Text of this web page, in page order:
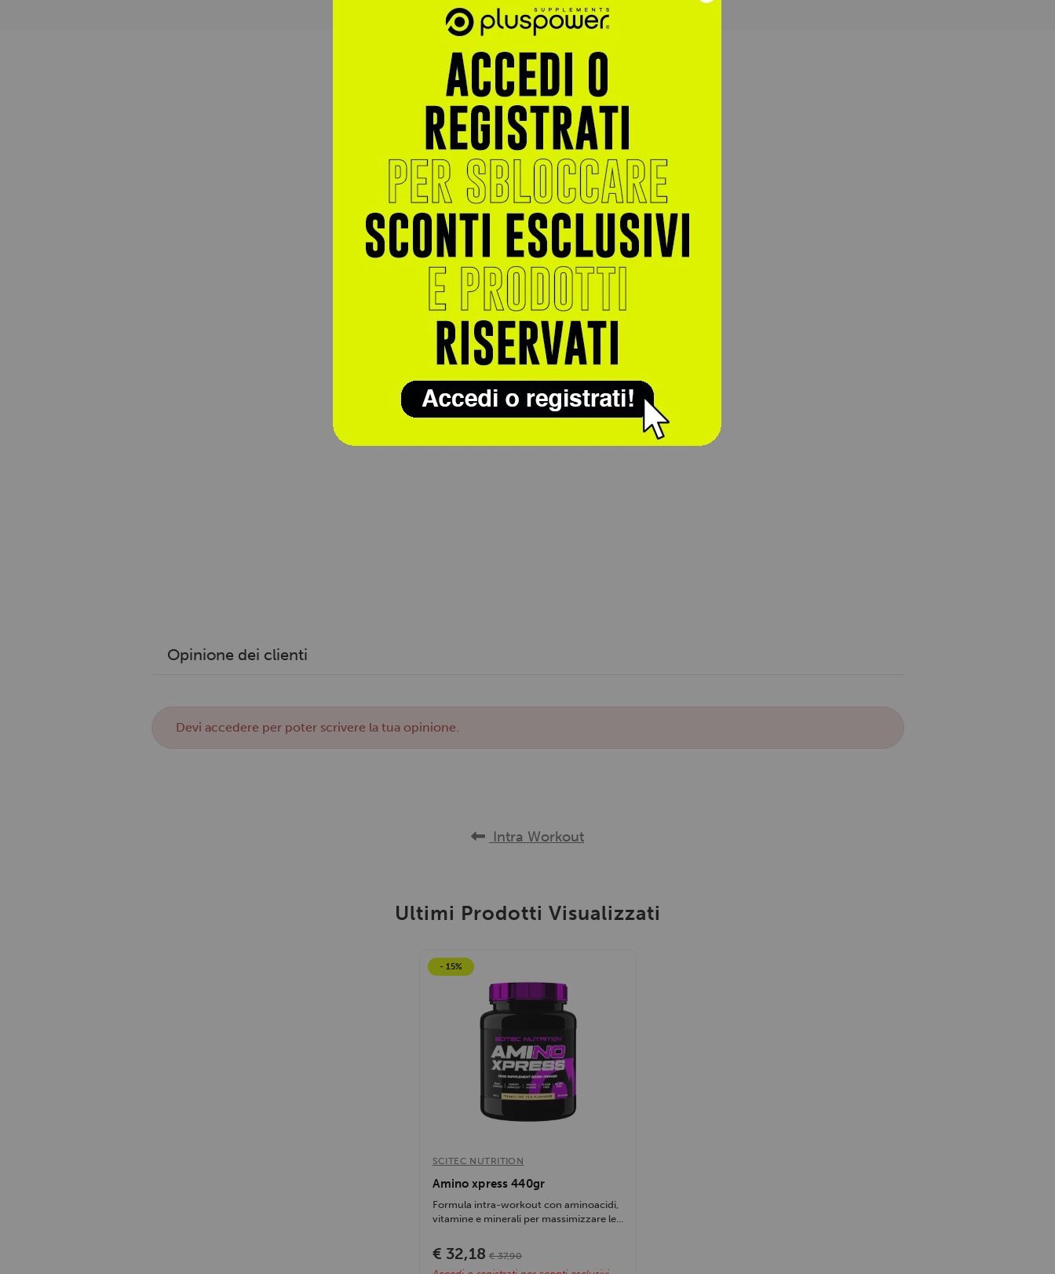
Opinione dei clienti
Devi accedere per poter scrivere la tua opinione.
Intra Workout
Ultimi Prodotti Visualizzati
- 15%
SCITEC NUTRITION
Amino xpress 440gr
Formula intra-workout con aminoacidi,
vitamine e minerali per massimizzare le...
€ 32,18 € 37,90